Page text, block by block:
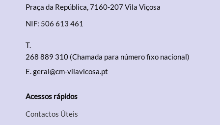
Praça da República, 7160-207 Vila Viçosa
NIF: 506 613 461
T.
268 889 310 (Chamada para número fixo nacional)
E.geral@cm-vilavicosa.pt
Acessos rápidos
Contactos Úteis